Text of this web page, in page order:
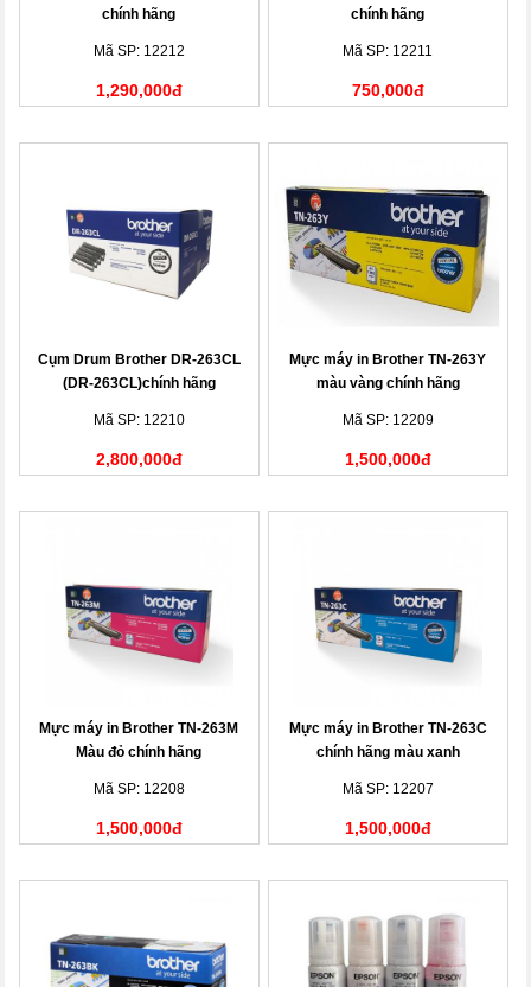
chính hãng
Mã SP: 12212
1,290,000đ
chính hãng
Mã SP: 12211
750,000đ
Cụm Drum Brother DR-263CL
(DR-263CL)chính hãng
Mã SP: 12210
2,800,000đ
Mực máy in Brother TN-263Y
màu vàng chính hãng
Mã SP: 12209
1,500,000đ
Mực máy in Brother TN-263M
Màu đỏ chính hãng
Mã SP: 12208
1,500,000đ
Mực máy in Brother TN-263C
chính hãng màu xanh
Mã SP: 12207
1,500,000đ